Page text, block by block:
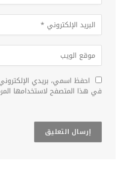
احفظ اسمي، بريدي
في هذا المتصفح لاستخدامها